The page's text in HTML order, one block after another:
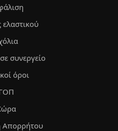
συνεργείο
όροι
Απορρήτου